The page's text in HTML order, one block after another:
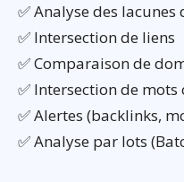
✅ Analyse des
✅ Intersection de liens
✅ Comparaison de
✅ Intersection de mots
✅ Alertes (backlinks,
✅ Analyse par lots